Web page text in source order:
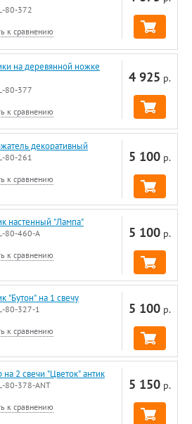
80-372
к сравнению
4 925 р.
на деревянной ножке
80-377
к сравнению
5 100 р.
декоративный
80-261
к сравнению
5 100 р.
настенный "Лампа"
80-460-A
к сравнению
5 100 р.
"Бутон" на 1 свечу
80-327-1
к сравнению
5 150 р.
2 свечи "Цветок" антик
80-378-ANT
к сравнению